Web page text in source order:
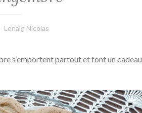
Lenaïg Nicolas
s’emportent partout et font un cadeau